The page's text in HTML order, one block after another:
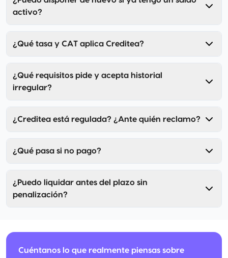
activo?
¿Qué tasa y CAT aplica Creditea?
¿Qué requisitos pide y acepta historial
irregular?
¿Creditea está regulada? ¿Ante quién reclamo?
¿Qué pasa si no pago?
¿Puedo liquidar antes del plazo sin
penalización?
Cuéntanos lo que realmente piensas sobre